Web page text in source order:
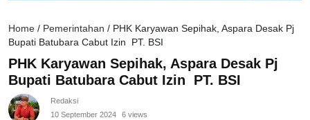
Home / Pemerintahan / PHK Karyawan Sepihak, Aspara Desak Pj
Bupati Batubara Cabut Izin PT. BSI
PHK Karyawan Sepihak, Aspara Desak Pj
Bupati Batubara Cabut Izin PT. BSI
Redaksi
10 September 2024
6 views